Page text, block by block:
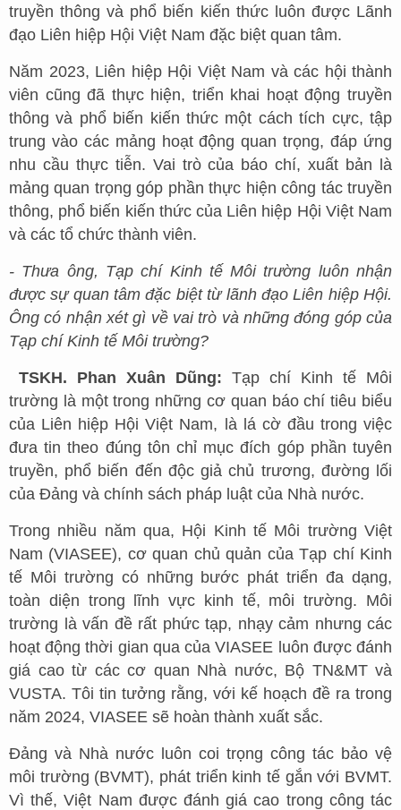
truyền thông và phổ biến kiến thức luôn được Lãnh
đạo Liên hiệp Hội Việt Nam đặc biệt quan tâm.
Năm 2023, Liên hiệp Hội Việt Nam và các hội thành
viên cũng đã thực hiện, triển khai hoạt động truyền
thông và phổ biến kiến thức một cách tích cực, tập
trung vào các mảng hoạt động quan trọng, đáp ứng
nhu cầu thực tiễn. Vai trò của báo chí, xuất bản là
mảng quan trọng góp phần thực hiện công tác truyền
thông, phổ biến kiến thức của Liên hiệp Hội Việt Nam
và các tổ chức thành viên.
- Thưa ông, Tạp chí Kinh tế Môi trường luôn nhận
được sự quan tâm đặc biệt từ lãnh đạo Liên hiệp Hội.
Ông có nhận xét gì về vai trò và những đóng góp của
Tạp chí Kinh tế Môi trường?
TSKH. Phan Xuân Dũng: Tạp chí Kinh tế Môi
trường là một trong những cơ quan báo chí tiêu biểu
của Liên hiệp Hội Việt Nam, là lá cờ đầu trong việc
đưa tin theo đúng tôn chỉ mục đích góp phần tuyên
truyền, phổ biến đến độc giả chủ trương, đường lối
của Đảng và chính sách pháp luật của Nhà nước.
Trong nhiều năm qua, Hội Kinh tế Môi trường Việt
Nam (VIASEE), cơ quan chủ quản của Tạp chí Kinh
tế Môi trường có những bước phát triển đa dạng,
toàn diện trong lĩnh vực kinh tế, môi trường. Môi
trường là vấn đề rất phức tạp, nhạy cảm nhưng các
hoạt động thời gian qua của VIASEE luôn được đánh
giá cao từ các cơ quan Nhà nước, Bộ TN&MT và
VUSTA. Tôi tin tưởng rằng, với kế hoạch đề ra trong
năm 2024, VIASEE sẽ hoàn thành xuất sắc.
Đảng và Nhà nước luôn coi trọng công tác bảo vệ
môi trường (BVMT), phát triển kinh tế gắn với BVMT.
Vì thế, Việt Nam được đánh giá cao trong công tác